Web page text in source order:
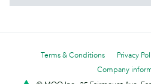
Terms & Conditions Privacy
Company